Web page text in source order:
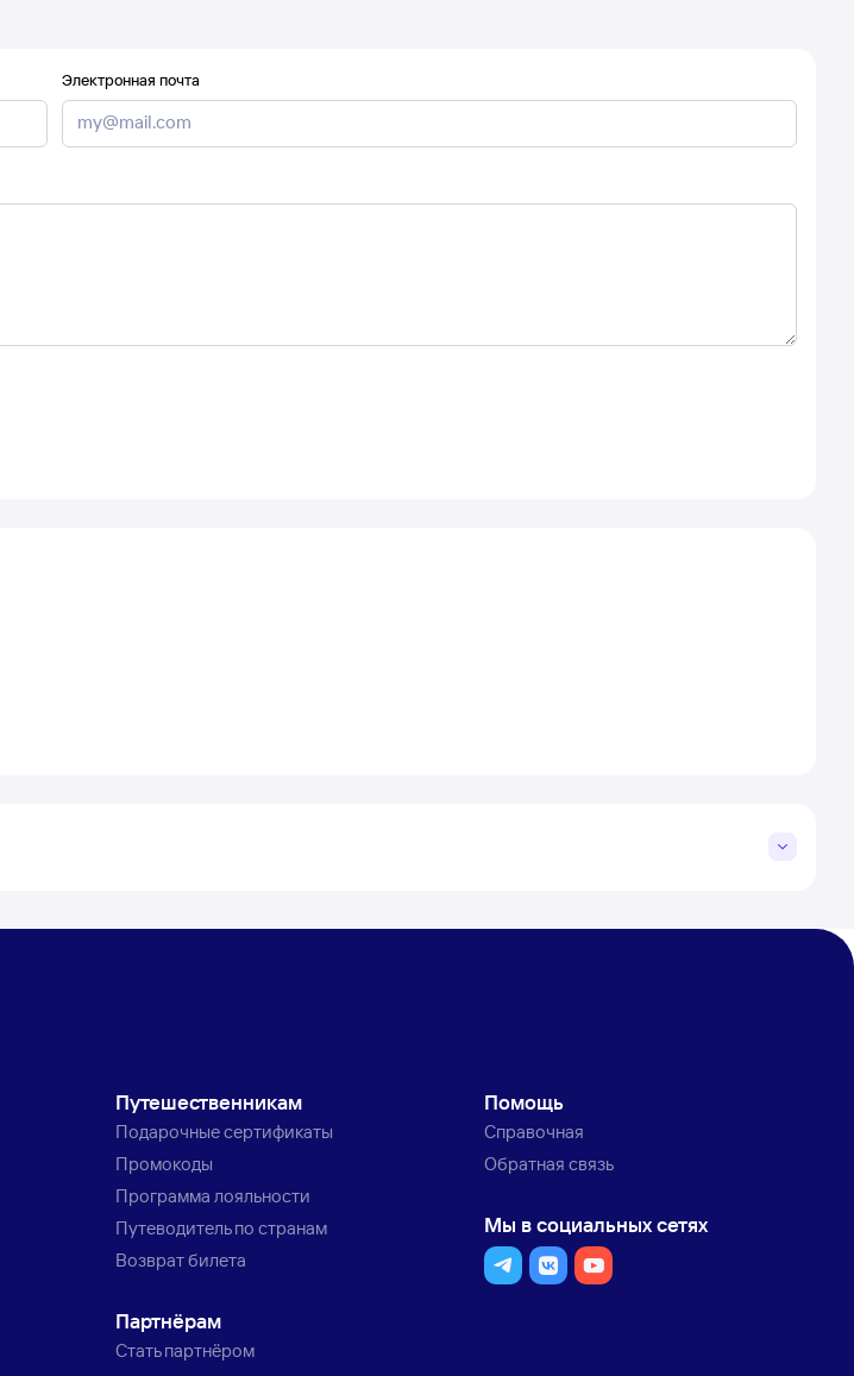
Электронная почта
Путешественникам
Подарочные сертификаты
Промокоды
Программа лояльности
Путеводитель по странам
Возврат билета
Партнёрам
Стать партнёром
Помощь
Справочная
Обратная связь
Мы в социальных сетях